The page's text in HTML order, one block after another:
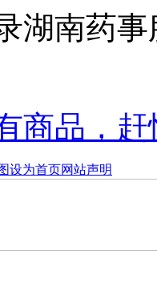
湖南药
商品，
设为首页网站声明